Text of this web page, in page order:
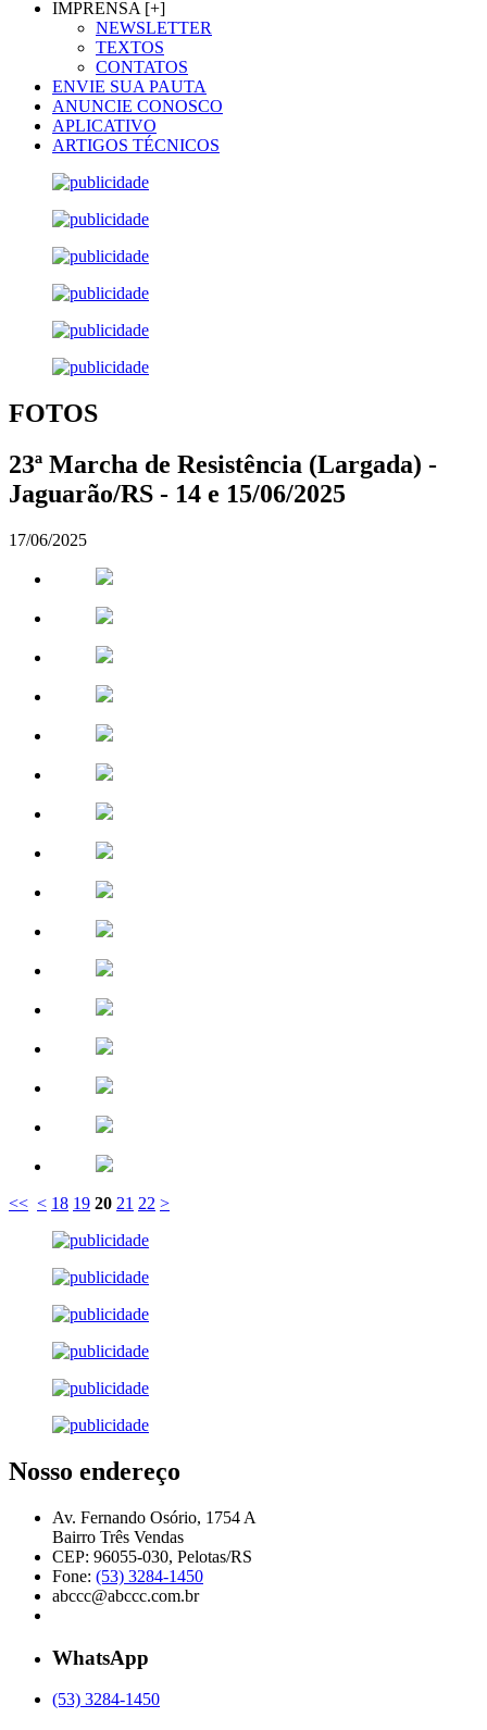
IMPRENSA [+]
NEWSLETTER
TEXTOS
CONTATOS
ENVIE SUA PAUTA
ANUNCIE CONOSCO
APLICATIVO
ARTIGOS TÉCNICOS
FOTOS
23ª Marcha de Resistência (Largada) -
Jaguarão/RS - 14 e 15/06/2025
17/06/2025
<< < 18 19 20 21 22 >
Nosso endereço
Av. Fernando Osório, 1754 A
Bairro Três Vendas
CEP: 96055-030, Pelotas/RS
Fone: (53) 3284-1450
abccc@abccc.com.br
WhatsApp
(53) 3284-1450